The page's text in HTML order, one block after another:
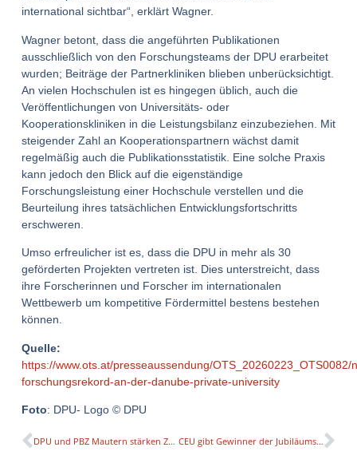
international sichtbar“, erklärt Wagner.
Wagner betont, dass die angeführten Publikationen
ausschließlich von den Forschungsteams der DPU erarbeitet
wurden; Beiträge der Partnerkliniken blieben unberücksichtigt.
An vielen Hochschulen ist es hingegen üblich, auch die
Veröffentlichungen von Universitäts- oder
Kooperationskliniken in die Leistungsbilanz einzubeziehen. Mit
steigender Zahl an Kooperationspartnern wächst damit
regelmäßig auch die Publikationsstatistik. Eine solche Praxis
kann jedoch den Blick auf die eigenständige
Forschungsleistung einer Hochschule verstellen und die
Beurteilung ihres tatsächlichen Entwicklungsfortschritts
erschweren.
Umso erfreulicher ist es, dass die DPU in mehr als 30
geförderten Projekten vertreten ist. Dies unterstreicht, dass
ihre Forscherinnen und Forscher im internationalen
Wettbewerb um kompetitive Fördermittel bestens bestehen
können.
Quelle:
https://www.ots.at/presseaussendung/OTS_20260223_OTS0082/
forschungsrekord-an-der-danube-private-university
Foto: DPU- Logo © DPU
DPU und PBZ Mautern stärken Zusammenarbeit für mehr Inklusion und eine zukunftsorientierte Alterszahnheilkunde CEU gibt Gewinner der Jubiläums-Kunstkommission bekannt